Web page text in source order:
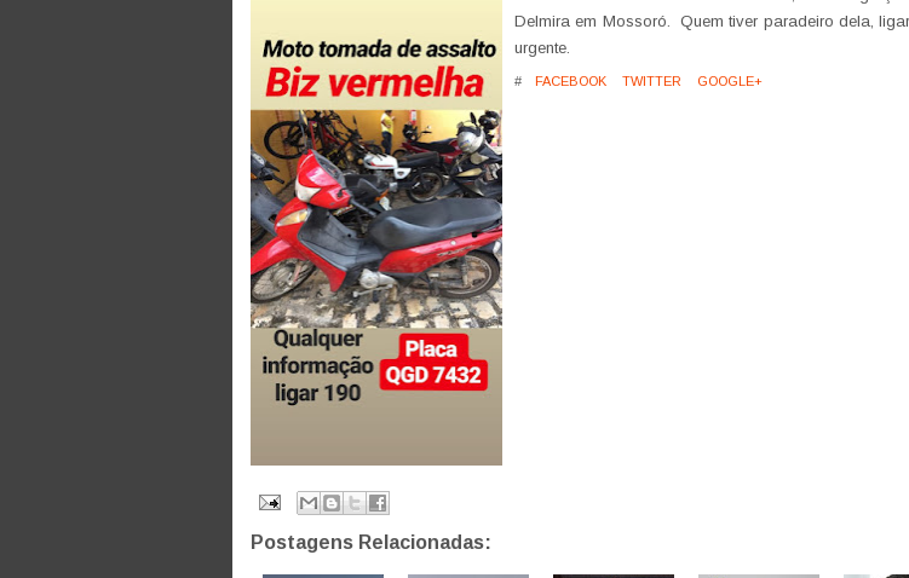
Delmira em Mossoró. Quem tiver paradeiro dela,
urgente.
# FACEBOOK TWITTER GOOGLE+
Postagens Relacionadas: